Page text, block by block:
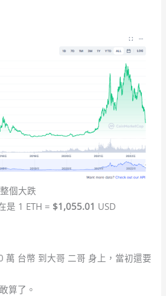
個大跌
是 1 ETH = $1,055.01 USD
萬 台幣 到大哥 二哥 身上，當初還要
算了。